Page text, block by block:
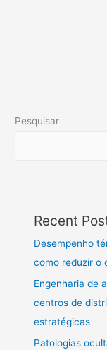
Pesquisar
Recent
Desempenho
como reduzir o
Engenharia de
centros de
estratégicas
Patologias